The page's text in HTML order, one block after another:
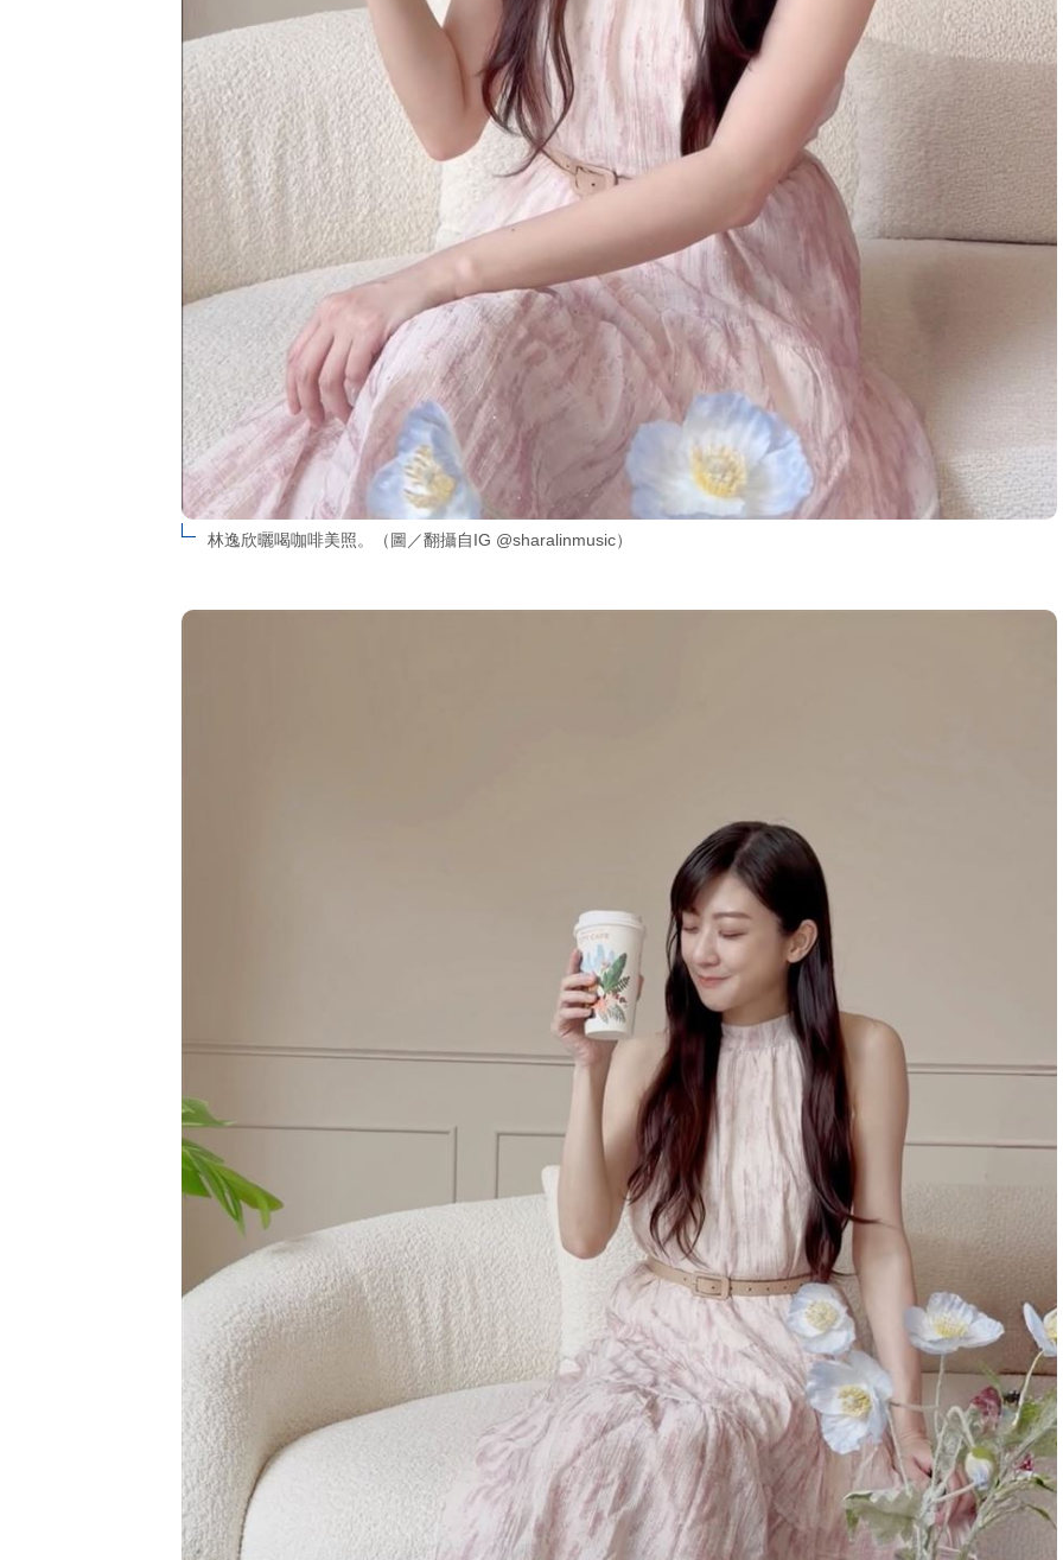
林逸欣曬喝咖啡美照。（圖／翻攝自IG @sharalinmusic）